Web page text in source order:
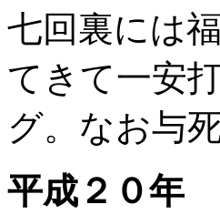
七回裏には
てきて一安
グ。なお与
平成２０年